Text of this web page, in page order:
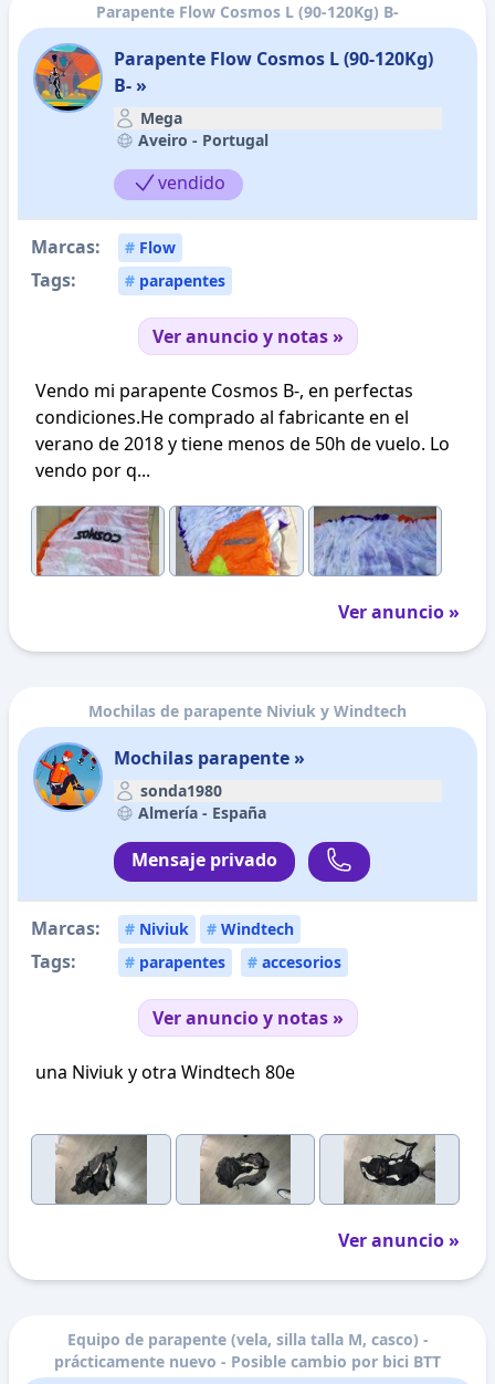
Parapente Flow Cosmos L (90-120Kg) B-
Parapente Flow Cosmos L (90-120Kg)
B- »
Mega
Aveiro - Portugal
vendido
Marcas: # Flow
Tags: # parapentes
Ver anuncio y notas »
Vendo mi parapente Cosmos B-, en perfectas
condiciones.He comprado al fabricante en el
verano de 2018 y tiene menos de 50h de vuelo. Lo
vendo por q...
Ver anuncio »
Mochilas de parapente Niviuk y Windtech
Mochilas parapente »
sonda1980
Almería - España
Mensaje privado
Marcas: # Niviuk # Windtech
Tags: # parapentes # accesorios
Ver anuncio y notas »
una Niviuk y otra Windtech 80e
Ver anuncio »
Equipo de parapente (vela, silla talla M, casco) -
prácticamente nuevo - Posible cambio por bici BTT